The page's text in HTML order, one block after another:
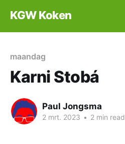
KGW Koken
maandag
Karni Stobá
Paul Jongsma
2 mrt. 2023 • 2 min read